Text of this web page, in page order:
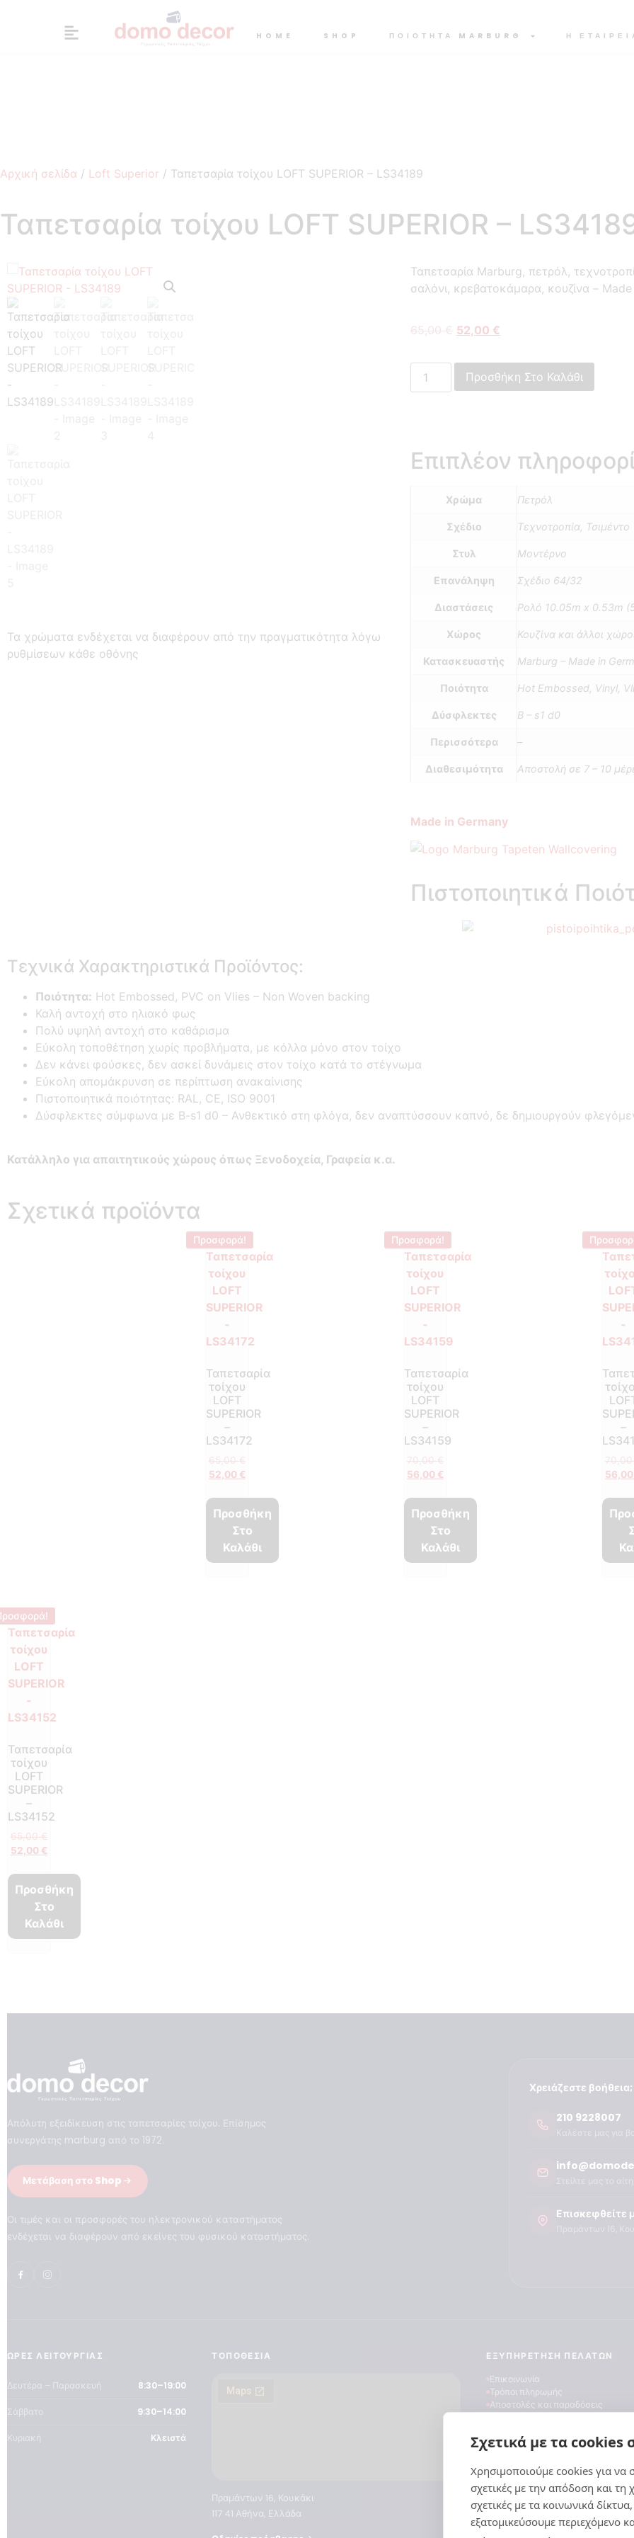
Για να
σε
Σχετικά με τα cookies
Χρησιμοποιούμε cookies για να
σχετικές με την απόδοση και τη
σχετικές με τα κοινωνικά
εξατομικεύσουμε περιεχόμενο
HOME SHOP ΠΟΙΟΤΗΤΑ MARBURG Η
Αρχική σελίδα / Loft Superior / Ταπετσαρία τοίχου LOFT SUPERIOR – LS34189
Ταπετσαρία τοίχου LOFT SUPERIOR –
Τα χρώματα ενδέχεται να διαφέρουν από την πραγματικότητα λόγω
ρυθμίσεων κάθε οθόνης
Ταπετσαρία Marburg, πετρόλ,
σαλόνι, κρεβατοκάμαρα, κουζίνα –
65,00€ 52,00 €
Προσθήκη Στο Καλάθι
Επιπλέον
Χρώμα Πετρόλ
Σχέδιο Τεχνοτροπία, Τσιμέντο
Στυλ Μοντέρνο
Επανάληψη Σχέδιο 64/32
Διαστάσεις Ρολό 10.05m x 0.53m
Χώρος Κουζίνα και άλλοι
Κατασκευαστής Marburg – Made in
Ποιότητα Hot Embossed, Vinyl,
Δύσφλεκτες B – s1 d0
Περισσότερα –
Διαθεσιμότητα Αποστολή σε 7 – 10
Made in Germany
Πιστοποιητικά
Τεχνικά Χαρακτηριστικά Προϊόντος:
Ποιότητα: Hot Embossed, PVC on Vlies – Non Woven backing
Καλή αντοχή στο ηλιακό φως
Πολύ υψηλή αντοχή στο καθάρισμα
Εύκολη τοποθέτηση χωρίς προβλήματα, με κόλλα μόνο στον τοίχο
Δεν κάνει φούσκες, δεν ασκεί δυνάμεις στον τοίχο κατά το στέγνωμα
Εύκολη απομάκρυνση σε περίπτωση ανακαίνισης
Πιστοποιητικά ποιότητας: RAL, CE, ISO 9001
Δύσφλεκτες σύμφωνα με B-s1 d0 – Ανθεκτικό στη φλόγα, δεν αναπτύσσουν καπνό, δε δημιουργούν
Κατάλληλο για απαιτητικούς χώρους όπως Ξενοδοχεία, Γραφεία κ.α.
Σχετικά προϊόντα
Προσφορά!
Ταπετσαρία
τοίχου
LOFT
SUPERIOR
–
LS34172
65,00€
52,00 €
Προσθήκη
Στο
Καλάθι
Προσφορά!
Ταπετσαρία
τοίχου
LOFT
SUPERIOR
–
LS34159
70,00€
56,00 €
Προσθήκη
Στο
Καλάθι
–
56,00
Ταπετσαρία
τοίχου
LOFT
SUPERIOR
–
LS34152
65,00€
52,00 €
Προσθήκη
Στο
Καλάθι
Απόλυτη εξειδίκευση στις ταπετσαρίες τοίχου. Επίσημος
συνεργάτης marburg από το 1972.
Μετάβαση στο Shop
Οι τιμές και οι προσφορές του ηλεκτρονικού καταστήματος
ενδέχεται να διαφέρουν από εκείνες του φυσικού καταστήματος.
Χρειάζεστε βοήθεια;
210 9228007
Επισκεφθείτε
ΏΡΕΣ ΛΕΙΤΟΥΡΓΊΑΣ
Δευτέρα – Παρασκευή 8:30–19:00
Σάββατο 9:30–14:00
Κυριακή Κλειστά
ΤΟΠΟΘΕΣΊΑ
Πραμάντων 16, Κουκάκι
117 41 Αθήνα, Ελλάδα
ΕΞΥΠΗΡΈΤΗΣΗ ΠΕΛΑΤΏΝ
Επικοινωνία
Τρόποι πληρωμής
Αποστολές και παραδόσεις
Blog